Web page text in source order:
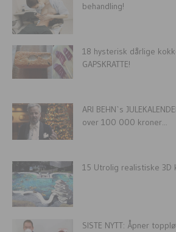
behandling!
18 hysterisk dårlige
GAPSKRATTE!
ARI BEHN`s
over 100 000 kroner...
15 Utrolig realistiske 3D
SISTE NYTT: Åpner